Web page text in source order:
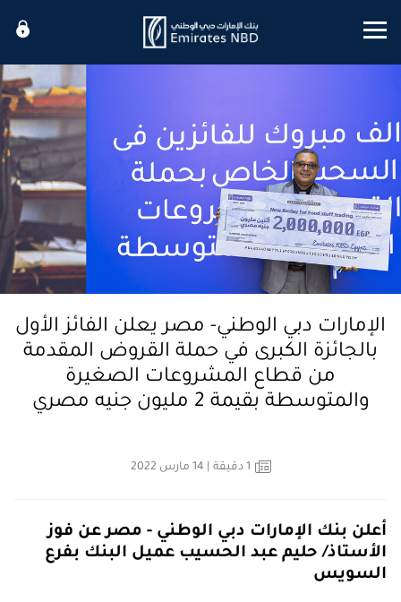
Mobile menu
الإمارات دبي الوطني- مصر يعلن الفائز الأول
بالجائزة الكبرى في حملة القروض المقدمة
من قطاع المشروعات الصغيرة
والمتوسطة بقيمة 2 مليون جنيه مصري
1 دقيقة
أعلن بنك الإمارات دبي الوطني - مصر عن فوز
الأستاذ/ حليم عبد الحسيب عميل البنك بفرع
السويس